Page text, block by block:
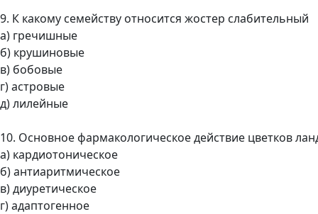
9. К какому семейству относится жостер слабительный
а) гречишные
б) крушиновые
в) бобовые
г) астровые
д) лилейные
10. Основное фармакологическое действие цветков
а) кардиотоническое
б) антиаритмическое
в) диуретическое
г) адаптогенное